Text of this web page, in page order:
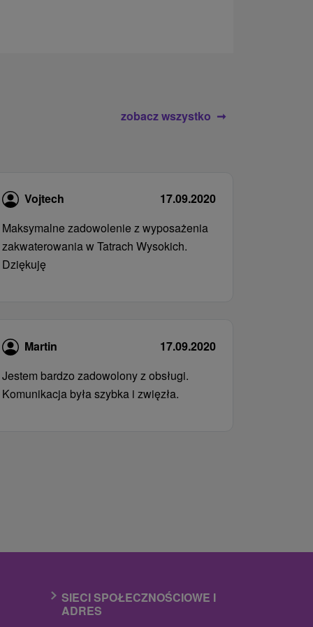
zobacz wszystko
Vojtech
17.09.2020
Maksymalne zadowolenie z wyposażenia
zakwaterowania w Tatrach Wysokich.
Dziękuję
Martin
17.09.2020
Jestem bardzo zadowolony z obsługi.
Komunikacja była szybka i zwięzła.
SIECI SPOŁECZNOŚCIOWE I
ADRES